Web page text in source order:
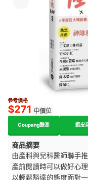
參考價格
$271 中價位
Coupang酷澎 蝦皮
商品摘要
由產科與兒科醫師聯手
產前閱讀時可以做好心
以輕鬆豁達的態度面對